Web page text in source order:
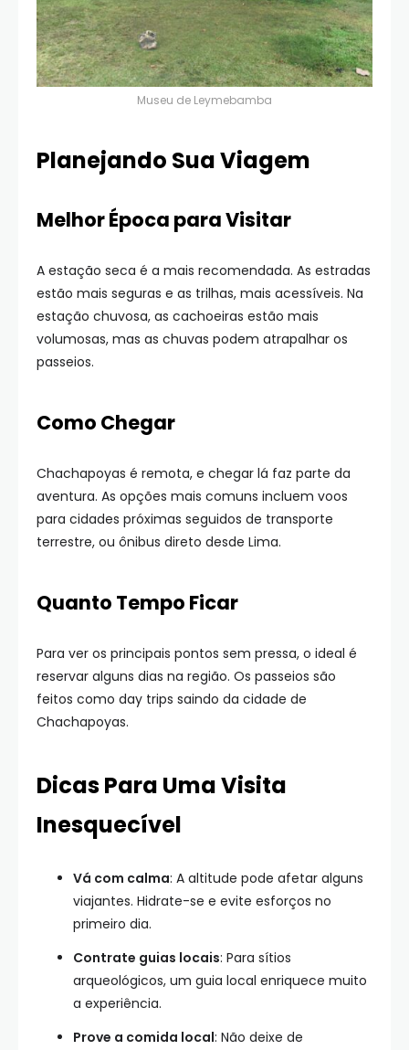
Museu de Leymebamba
Planejando Sua Viagem
Melhor Época para Visitar
A estação seca é a mais recomendada. As estradas
estão mais seguras e as trilhas, mais acessíveis. Na
estação chuvosa, as cachoeiras estão mais
volumosas, mas as chuvas podem atrapalhar os
passeios.
Como Chegar
Chachapoyas é remota, e chegar lá faz parte da
aventura. As opções mais comuns incluem voos
para cidades próximas seguidos de transporte
terrestre, ou ônibus direto desde Lima.
Quanto Tempo Ficar
Para ver os principais pontos sem pressa, o ideal é
reservar alguns dias na região. Os passeios são
feitos como day trips saindo da cidade de
Chachapoyas.
Dicas Para Uma Visita
Inesquecível
Vá com calma: A altitude pode afetar alguns
viajantes. Hidrate-se e evite esforços no
primeiro dia.
Contrate guias locais: Para sítios
arqueológicos, um guia local enriquece muito
a experiência.
Prove a comida local: Não deixe de